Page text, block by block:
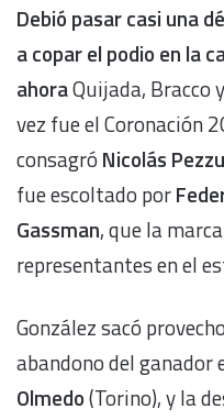
Debió pasar casi una
a copar el podio en la
ahoraQuijada, Bracco y
vez fue el Coronación
consagró Nicolás
fue escoltado por
Gassman, que la
representantes en el
González sacó
abandono del ganador
Olmedo(Torino), y la